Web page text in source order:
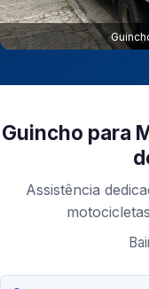
Guincho para
Assistência